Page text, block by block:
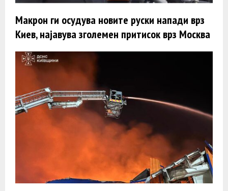
Макрон ги осудува новите руски напади врз
Киев, најавува зголемен притисок врз Москва